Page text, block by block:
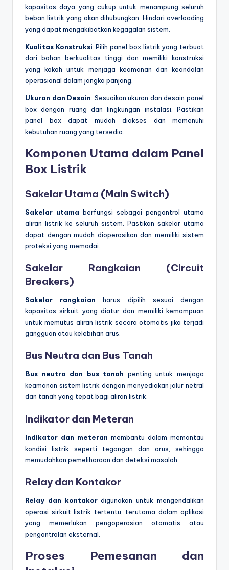
kapasitas daya yang cukup untuk menampung seluruh
beban listrik yang akan dihubungkan. Hindari overloading
yang dapat mengakibatkan kegagalan sistem.
Kualitas Konstruksi: Pilih panel box listrik yang terbuat
dari bahan berkualitas tinggi dan memiliki konstruksi
yang kokoh untuk menjaga keamanan dan keandalan
operasional dalam jangka panjang.
Ukuran dan Desain: Sesuaikan ukuran dan desain panel
box dengan ruang dan lingkungan instalasi. Pastikan
panel box dapat mudah diakses dan memenuhi
kebutuhan ruang yang tersedia.
Komponen Utama dalam Panel
Box Listrik
Sakelar Utama (Main Switch)
Sakelar utama berfungsi sebagai pengontrol utama
aliran listrik ke seluruh sistem. Pastikan sakelar utama
dapat dengan mudah dioperasikan dan memiliki sistem
proteksi yang memadai.
Sakelar Rangkaian (Circuit
Breakers)
Sakelar rangkaian harus dipilih sesuai dengan
kapasitas sirkuit yang diatur dan memiliki kemampuan
untuk memutus aliran listrik secara otomatis jika terjadi
gangguan atau kelebihan arus.
Bus Neutra dan Bus Tanah
Bus neutra dan bus tanah penting untuk menjaga
keamanan sistem listrik dengan menyediakan jalur netral
dan tanah yang tepat bagi aliran listrik.
Indikator dan Meteran
Indikator dan meteran membantu dalam memantau
kondisi listrik seperti tegangan dan arus, sehingga
memudahkan pemeliharaan dan deteksi masalah.
Relay dan Kontakor
Relay dan kontakordigunakan untuk mengendalikan
operasi sirkuit listrik tertentu, terutama dalam aplikasi
yang memerlukan pengoperasian otomatis atau
pengontrolan eksternal.
Proses Pemesanan dan